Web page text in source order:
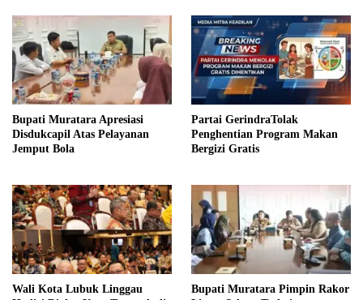
Bupati Muratara Apresiasi
Disdukcapil Atas Pelayanan
Jemput Bola
Partai GerindraTolak
Penghentian Program Makan
Bergizi Gratis
Wali Kota Lubuk Linggau
Bupati Muratara Pimpin Rakor